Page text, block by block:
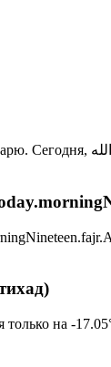
только на -